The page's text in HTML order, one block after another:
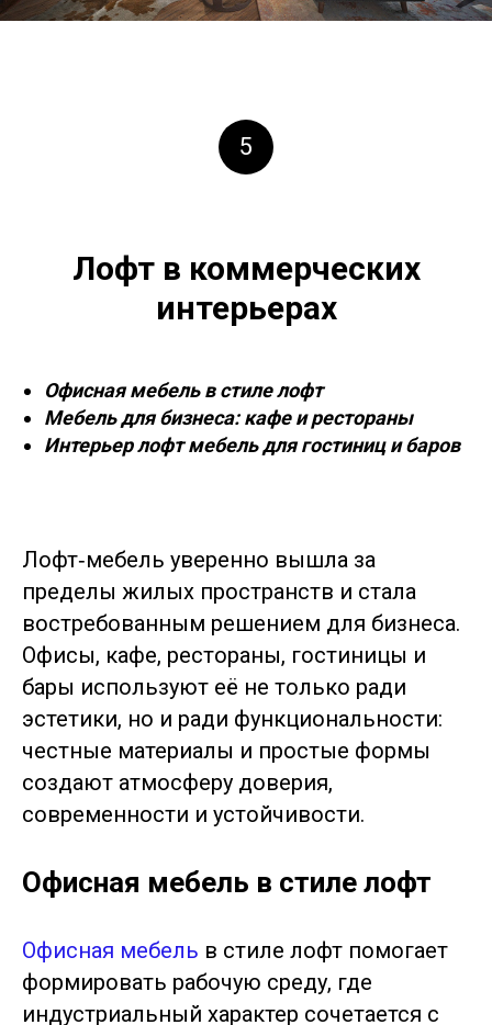
5
Лофт в коммерческих
интерьерах
Офисная мебель в стиле лофт
Мебель для бизнеса: кафе и рестораны
Интерьер лофт мебель для гостиниц и баров
Лофт‑мебель уверенно вышла за
пределы жилых пространств и стала
востребованным решением для бизнеса.
Офисы, кафе, рестораны, гостиницы и
бары используют её не только ради
эстетики, но и ради функциональности:
честные материалы и простые формы
создают атмосферу доверия,
современности и устойчивости.
Офисная мебель в стиле лофт
Офисная мебель в стиле лофт помогает
формировать рабочую среду, где
индустриальный характер сочетается с